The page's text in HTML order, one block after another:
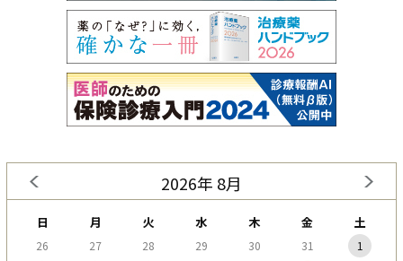
2026年 8月
日 月 火 水 木 金 土
26 27 28 29 30 31
1